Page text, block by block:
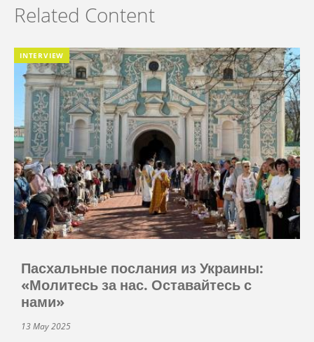
Related Content
INTERVIEW
Пасхальные послания из Украины:
«Молитесь за нас. Оставайтесь с
нами»
13 May 2025